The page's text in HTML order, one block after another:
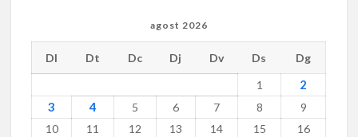
agost 2026
Dl Dt Dc Dj Dv Ds
Dg
1
2
3
4 5 6 7 8
9
10
11 12 13 14 15
16